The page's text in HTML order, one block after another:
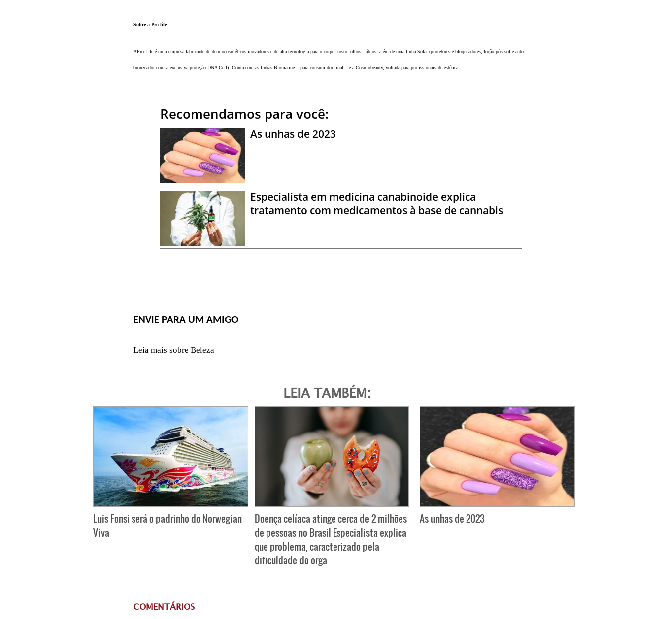
Sobre a Pro life
APro Life é uma empresa fabricante de dermocosméticos inovadores e de alta tecnologia para o corpo, rosto, olhos, lábios, além de uma linha Solar (protetores e bloqueadores, loção pós-sol e auto-
bronzeador com a exclusiva proteção DNA Cell). Conta com as linhas Biomarine – para consumidor final – e a Cosmobeauty, voltada para profissionais de estética.
Recomendamos para você:
As unhas de 2023
Especialista em medicina canabinoide explica
tratamento com medicamentos à base de cannabis
ENVIE PARA UM AMIGO
Leia mais sobre Beleza
LEIA TAMBÉM:
Luis Fonsi será o padrinho do Norwegian
Viva
Doença celíaca atinge cerca de 2 milhões
de pessoas no Brasil Especialista explica
que problema, caracterizado pela
dificuldade do orga
As unhas de 2023
COMENTÁRIOS